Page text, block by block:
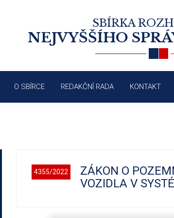
SBÍRKA
NEJVYŠŠÍHO
O SBÍRCE REDAKČNÍ RADA KONTAKT
4355/2022
ZÁKON O
VOZIDLA V